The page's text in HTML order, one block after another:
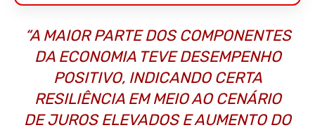
“A MAIOR PARTE DOS COMPONENTES
DA ECONOMIA TEVE DESEMPENHO
POSITIVO, INDICANDO CERTA
RESILIÊNCIA EM MEIO AO CENÁRIO
DE JUROS ELEVADOS E AUMENTO DO